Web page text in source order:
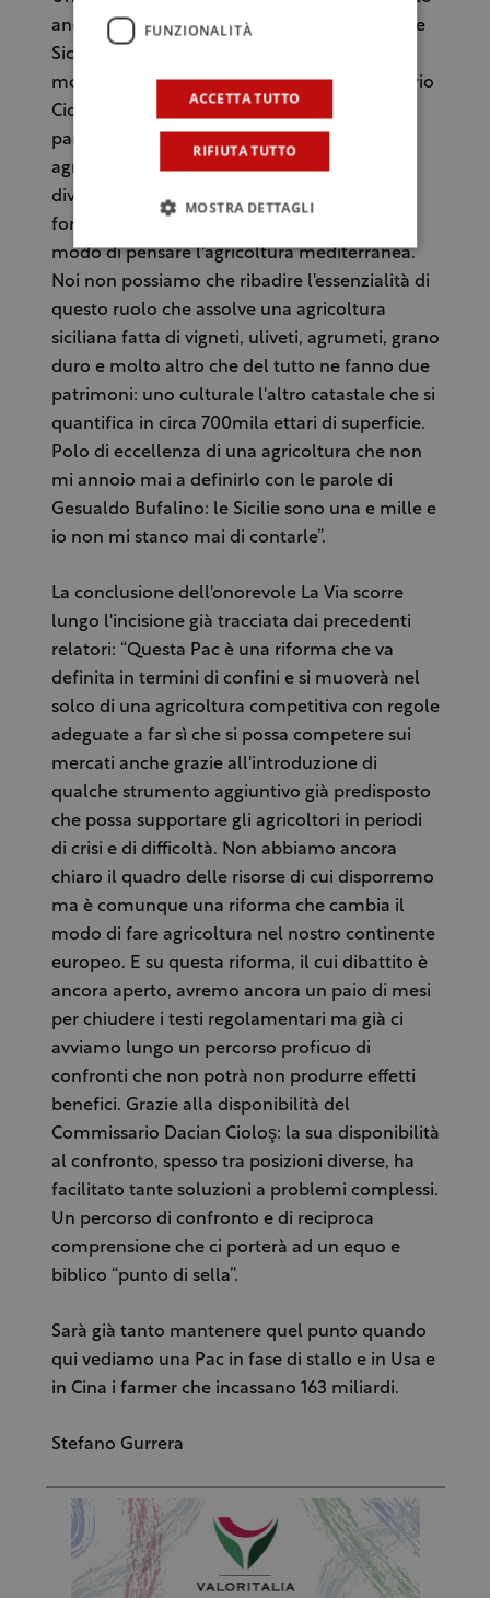
anche l'Assessore all'Agricoltura della regione
Sicilia Dario Cartabellotta: ” Mi confortano
molto le parole e la proposta del commissario
Cioloş ma anche e le sue assicurazioni sulla
particolare attenzione verso quella politica
agricola comunitaria che vuol guardare alle
diverse agricolture, come nel trattato
fondamentale in cui nacque questo nuovo
modo di pensare l'agricoltura mediterranea.
Noi non possiamo che ribadire l'essenzialità di
questo ruolo che assolve una agricoltura
siciliana fatta di vigneti, uliveti, agrumeti, grano
duro e molto altro che del tutto ne fanno due
patrimoni: uno culturale l'altro catastale che si
quantifica in circa 700mila ettari di superficie.
Polo di eccellenza di una agricoltura che non
mi annoio mai a definirlo con le parole di
Gesualdo Bufalino: le Sicilie sono una e mille e
io non mi stanco mai di contarle”.
La conclusione dell'onorevole La Via scorre
lungo l'incisione già tracciata dai precedenti
relatori: “Questa Pac è una riforma che va
definita in termini di confini e si muoverà nel
solco di una agricoltura competitiva con regole
adeguate a far sì che si possa competere sui
mercati anche grazie all'introduzione di
qualche strumento aggiuntivo già predisposto
che possa supportare gli agricoltori in periodi
di crisi e di difficoltà. Non abbiamo ancora
chiaro il quadro delle risorse di cui disporremo
ma è comunque una riforma che cambia il
modo di fare agricoltura nel nostro continente
europeo. E su questa riforma, il cui dibattito è
ancora aperto, avremo ancora un paio di mesi
per chiudere i testi regolamentari ma già ci
avviamo lungo un percorso proficuo di
confronti che non potrà non produrre effetti
benefici. Grazie alla disponibilità del
Commissario Dacian Cioloş: la sua disponibilità
al confronto, spesso tra posizioni diverse, ha
facilitato tante soluzioni a problemi complessi.
Un percorso di confronto e di reciproca
comprensione che ci porterà ad un equo e
biblico “punto di sella”.
Sarà già tanto mantenere quel punto quando
qui vediamo una Pac in fase di stallo e in Usa e
in Cina i farmer che incassano 163 miliardi.
Stefano Gurrera
FUNZIONALITÀ
ACCETTA TUTTO
RIFIUTA TUTTO
MOSTRA DETTAGLI